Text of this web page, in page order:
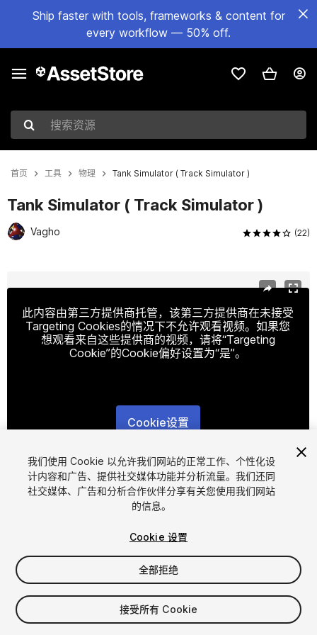
Ship faster with tools, frameworks & content for
every workflow — 50% off.
搜索资源
首页 工具 物理 Tank Simulator ( Track Simulator )
Tank Simulator ( Track Simulator )
Vagho (22)
此内容由第三方提供商托管，该第三方提供商在未接受
Targeting Cookies的情况下不允许观看视频。如果您
想观看来自这些提供商的视频，请将“Targeting
Cookie”的Cookie偏好设置为“是”。
Cookie设置
1/12
$25
席位
我们使用 Cookie 以允许我们网站的正常工作、个性化设
计内容和广告、提供社交媒体功能并分析流量。我们还同
社交媒体、广告和分析合作伙伴分享有关您使用我们网站
的信息。
Cookie 设置
全部拒绝
接受所有 Cookie